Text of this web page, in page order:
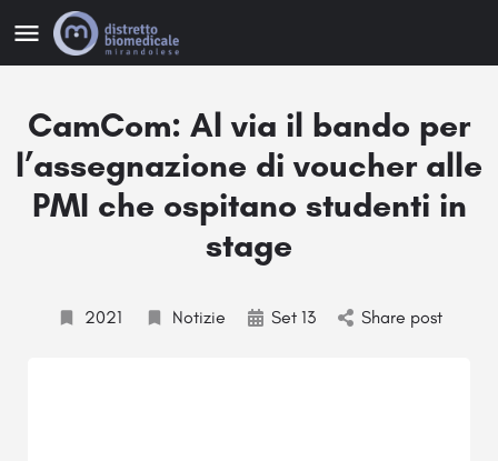
CamCom: Al via il bando per
l’assegnazione di voucher alle
PMI che ospitano studenti in
stage
2021 Notizie Set 13 Share post